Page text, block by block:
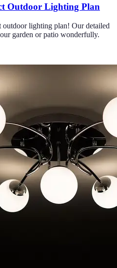
Outdoor Lighting Plan
outdoor lighting plan! Our detailed
garden or patio wonderfully.